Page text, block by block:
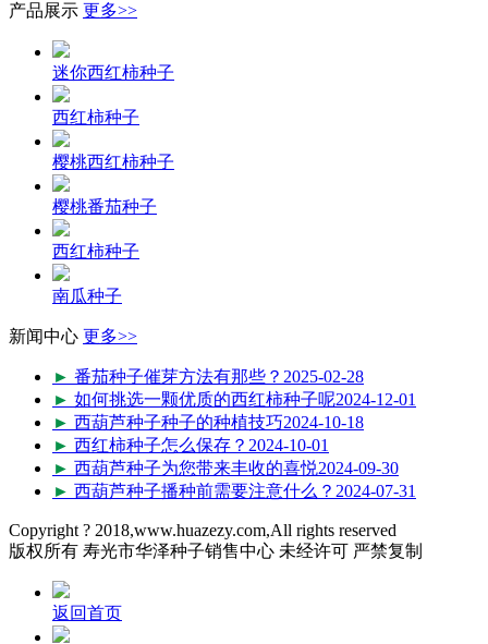
产品展示 更多>>
迷你西红柿种子
西红柿种子
樱桃西红柿种子
樱桃番茄种子
西红柿种子
南瓜种子
新闻中心 更多>>
► 番茄种子催芽方法有那些？ 2025-02-28
► 如何挑选一颗优质的西红柿种子呢2024-12-01
► 西葫芦种子种子的种植技巧2024-10-18
► 西红柿种子怎么保存？ 2024-10-01
► 西葫芦种子为您带来丰收的喜悦2024-09-30
► 西葫芦种子播种前需要注意什么？ 2024-07-31
Copyright ? 2018,www.huazezy.com,All rights reserved
版权所有 寿光市华泽种子销售中心 未经许可 严禁复制
返回首页